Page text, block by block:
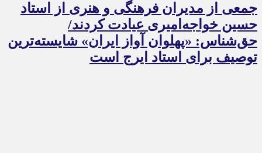
جمعی از مدیران فرهنگی و هنری از استاد
حسین خواجه‌امیری عیادت کردند/
حق‌شناس: «پهلوان آواز ایران» شایسته‌ترین
توصیف برای استاد ایرج است